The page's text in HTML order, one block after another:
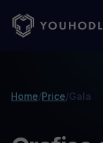
Home/Price/Gala